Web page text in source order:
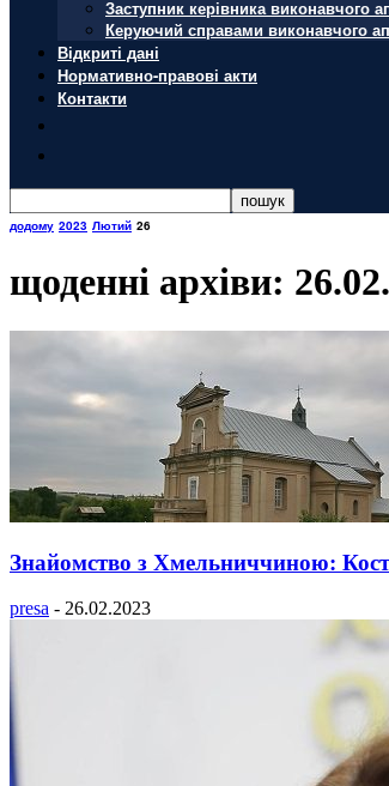
Заступник керівника виконавчого
Керуючий справами виконавчого
Відкриті дані
Нормативно-правові акти
Контакти
додому 2023 Лютий 26
щоденні архіви:
Знайомство з Хмельниччиною:
presa - 26.02.2023